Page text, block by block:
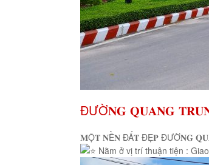
ĐƯỜ𝐍𝐆 𝐐𝐔𝐀𝐍𝐆
𝐌Ộ𝐓 𝐍Ề𝐍 ĐẤ𝐓 ĐẸ𝐏 ĐƯỜ𝐍𝐆
Nằm ở vị trí thuận tiện :